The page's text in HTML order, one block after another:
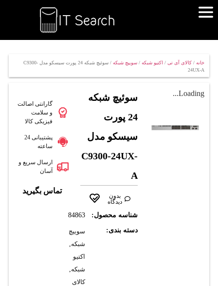
خانه/ کالای آی تی/ اکتیو شبکه/ سوییچ شبکه
/ سوئیچ شبکه 24 پورت سیسکو مدل C9300-
24UX-A
Loading...
سوئیچ شبکه
24 پورت
سیسکو مدل
C9300-24UX-
A
بدون
دیدگاه
شناسه محصول: 84863
دسته بندی:
سوییچ
شبکه,
اکتیو
شبکه,
کالای
گارانتی اصالت
و سلامت
فیزیکی کالا
پشتیبانی 24
ساعته
ارسال سریع و
آسان
تماس بگیرید